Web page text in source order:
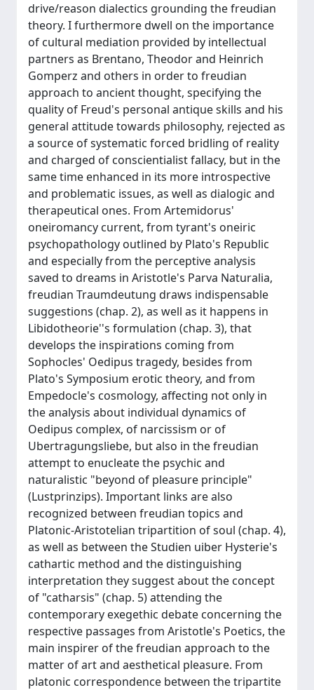
drive/reason dialectics grounding the freudian
theory. I furthermore dwell on the importance
of cultural mediation provided by intellectual
partners as Brentano, Theodor and Heinrich
Gomperz and others in order to freudian
approach to ancient thought, specifying the
quality of Freud's personal antique skills and his
general attitude towards philosophy, rejected as
a source of systematic forced bridling of reality
and charged of conscientialist fallacy, but in the
same time enhanced in its more introspective
and problematic issues, as well as dialogic and
therapeutical ones. From Artemidorus'
oneiromancy current, from tyrant's oneiric
psychopathology outlined by Plato's Republic
and especially from the perceptive analysis
saved to dreams in Aristotle's Parva Naturalia,
freudian Traumdeutung draws indispensable
suggestions (chap. 2), as well as it happens in
Libidotheorie''s formulation (chap. 3), that
develops the inspirations coming from
Sophocles' Oedipus tragedy, besides from
Plato's Symposium erotic theory, and from
Empedocle's cosmology, affecting not only in
the analysis about individual dynamics of
Oedipus complex, of narcissism or of
Ubertragungsliebe, but also in the freudian
attempt to enucleate the psychic and
naturalistic "beyond of pleasure principle"
(Lustprinzips). Important links are also
recognized between freudian topics and
Platonic-Aristotelian tripartition of soul (chap. 4),
as well as between the Studien uiber Hysterie's
cathartic method and the distinguishing
interpretation they suggest about the concept
of "catharsis" (chap. 5) attending the
contemporary exegethic debate concerning the
respective passages from Aristotle's Poetics, the
main inspirer of the freudian approach to the
matter of art and aesthetical pleasure. From
platonic correspondence between the tripartite